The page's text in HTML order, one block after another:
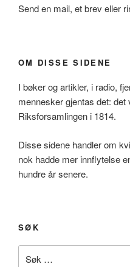
Send en mail, et brev eller
OM DISSE SIDENE
I bøker og artikler, i radio,
mennesker gjentas det:
Riksforsamlingen i 1814.
Disse sidene handler om
nok hadde mer innflytelse
hundre år senere.
SØK